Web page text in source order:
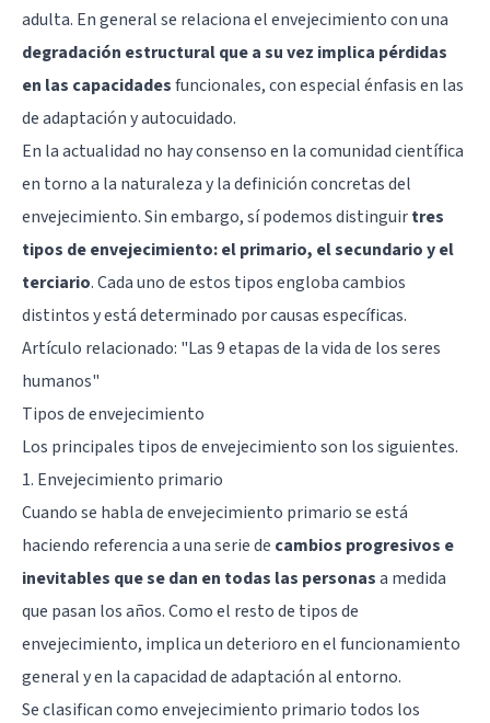
adulta. En general se relaciona el envejecimiento con una
degradación estructural que a su vez implica pérdidas
en las capacidadesfuncionales, con especial énfasis en las
de adaptación y autocuidado.
En la actualidad no hay consenso en la comunidad científica
en torno a la naturaleza y la definición concretas del
envejecimiento. Sin embargo, sí podemos distinguirtres
tipos de envejecimiento: el primario, el secundario y el
terciario. Cada uno de estos tipos engloba cambios
distintos y está determinado por causas específicas.
Artículo relacionado: "Las 9 etapas de la vida de los seres
humanos"
Tipos de envejecimiento
Los principales tipos de envejecimiento son los siguientes.
1. Envejecimiento primario
Cuando se habla de envejecimiento primario se está
haciendo referencia a una serie de cambios progresivos e
inevitables que se dan en todas las personasa medida
que pasan los años. Como el resto de tipos de
envejecimiento, implica un deterioro en el funcionamiento
general y en la capacidad de adaptación al entorno.
Se clasifican como envejecimiento primario todos los